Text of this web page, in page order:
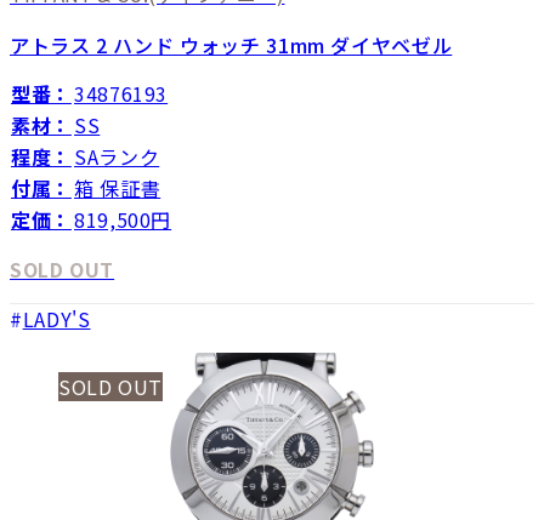
アトラス 2 ハンド ウォッチ 31mm ダイヤベゼル
型番： 34876193
素材： SS
程度： SAランク
付属： 箱 保証書
定価： 819,500円
SOLD OUT
LADY'S
SOLD OUT